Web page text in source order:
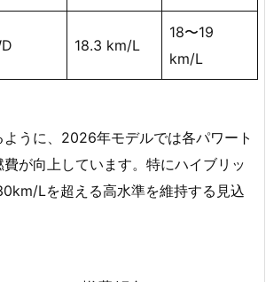
18.3 km/L
18〜19
km/L
うに、2026年モデルでは各パワート
が向上しています。特にハイブリッ
Lを超える高水準を維持する見込